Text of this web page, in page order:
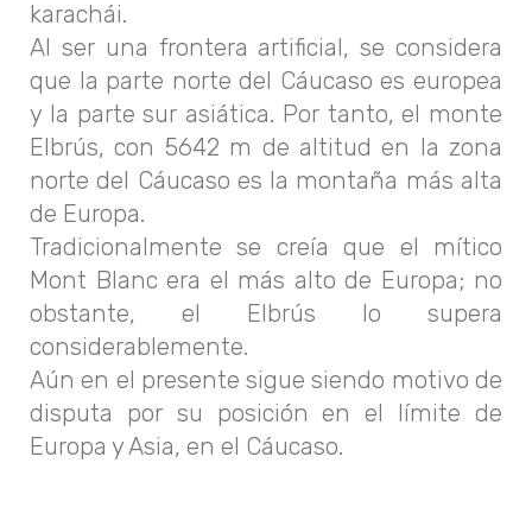
karachái.
Al ser una frontera artificial, se considera
que la parte norte del Cáucaso es europea
y la parte sur asiática. Por tanto, el monte
Elbrús, con 5642 m de altitud en la zona
norte del Cáucaso es la montaña más alta
de Europa.
Tradicionalmente se creía que el mítico
Mont Blanc era el más alto de Europa; no
obstante, el Elbrús lo supera
considerablemente.
Aún en el presente sigue siendo motivo de
disputa por su posición en el límite de
Europa y Asia, en el Cáucaso.